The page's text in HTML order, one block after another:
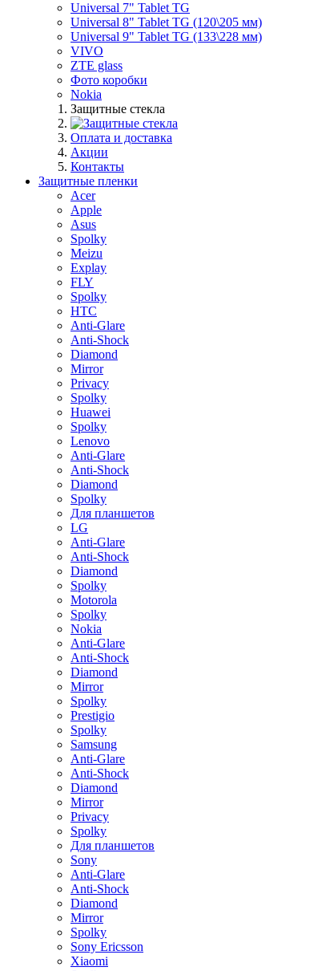
Universal 7" Tablet TG
Universal 8" Tablet TG (120\205 мм)
Universal 9" Tablet TG (133\228 мм)
VIVO
ZTE glass
Фото коробки
Nokia
Защитные стекла
Оплата и доставка
Акции
Контакты
Защитные пленки
Acer
Apple
Asus
Spolky
Meizu
Explay
FLY
Spolky
HTC
Anti-Glare
Anti-Shock
Diamond
Mirror
Privacy
Spolky
Huawei
Spolky
Lenovo
Anti-Glare
Anti-Shock
Diamond
Spolky
Для планшетов
LG
Anti-Glare
Anti-Shock
Diamond
Spolky
Motorola
Spolky
Nokia
Anti-Glare
Anti-Shock
Diamond
Mirror
Spolky
Prestigio
Spolky
Samsung
Anti-Glare
Anti-Shock
Diamond
Mirror
Privacy
Spolky
Для планшетов
Sony
Anti-Glare
Anti-Shock
Diamond
Mirror
Spolky
Sony Ericsson
Xiaomi